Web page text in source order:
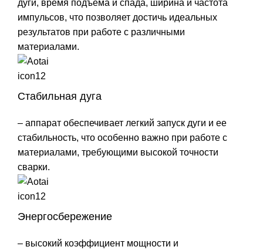
дуги, время подъема и спада, ширина и частота
импульсов, что позволяет достичь идеальных
результатов при работе с различными
материалами.
Стабильная дуга
– аппарат обеспечивает легкий запуск дуги и ее
стабильность, что особенно важно при работе с
материалами, требующими высокой точности
сварки.
Энергосбережение
– высокий коэффициент мощности и